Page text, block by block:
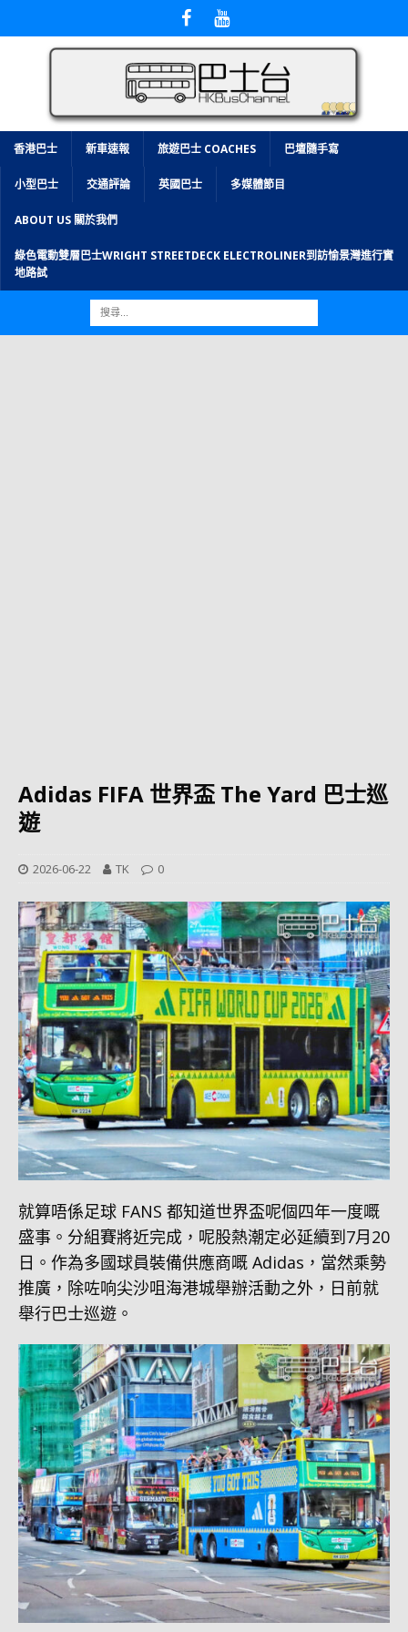
香港巴士 新車速報 旅遊巴士 COACHES 巴壇隨手寫
小型巴士 交通評論 英國巴士 多媒體節目
ABOUT US 關於我們
綠色電動雙層巴士WRIGHT STREETDECK ELECTROLINER到訪愉景灣進行實
地路試
Adidas FIFA 世界盃 The Yard 巴士巡
遊
2026-06-22 TK 0
就算唔係足球 FANS 都知道世界盃呢個四年一度嘅
盛事。分組賽將近完成，呢股熱潮定必延續到7月20
日。作為多國球員裝備供應商嘅 Adidas，當然乘勢
推廣，除咗响尖沙咀海港城舉辦活動之外，日前就
舉行巴士巡遊。